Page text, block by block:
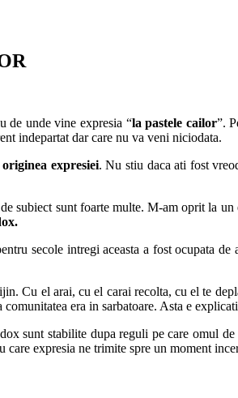
de unde vine expresia “la pastele cailor”.
indepartat dar care nu va veni niciodata.
originea expresiei. Nu stiu daca ati fost
subiect sunt foarte multe. M-am oprit la
secole intregi aceasta a fost ocupata
Cu el arai, cu el carai recolta, cu el te
era in sarbatoare. Asta e
sunt stabilite dupa reguli pe care omul
expresia ne trimite spre un moment